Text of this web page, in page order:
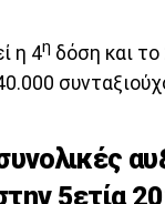
η 4η δόση και
5ετία